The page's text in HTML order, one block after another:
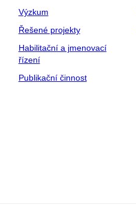
Výzkum
Řešené projekty
Habilitační a jmenovací
řízení
Publikační činnost